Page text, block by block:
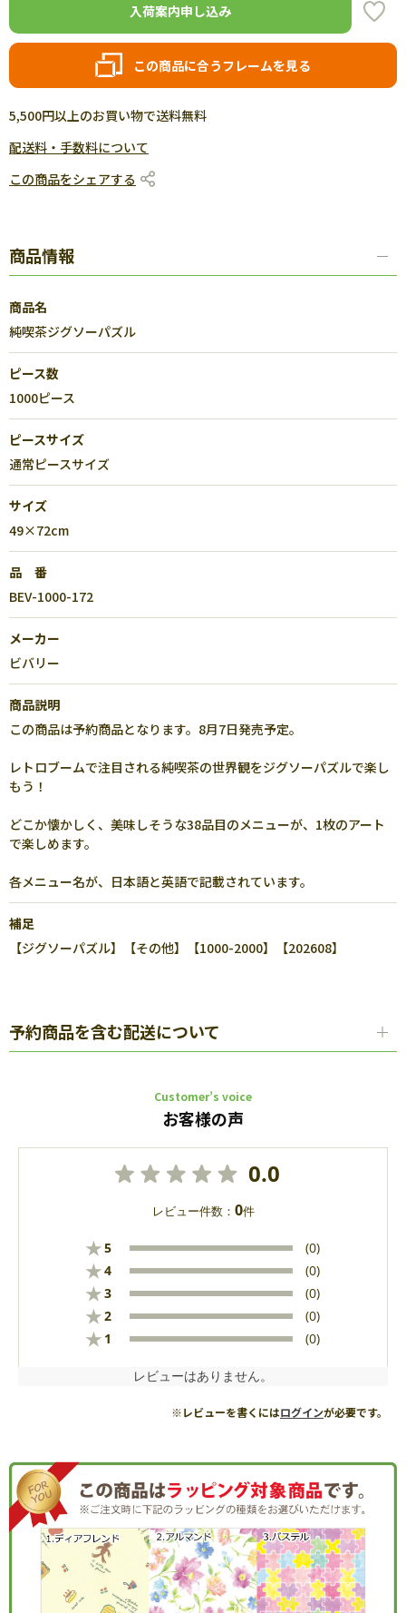
入荷案内申し込み
この商品に合うフレームを見る
5,500円以上のお買い物で送料無料
配送料・手数料について
この商品をシェアする
商品情報
商品名
純喫茶ジグソーパズル
ピース数
1000ピース
ピースサイズ
通常ピースサイズ
サイズ
49×72cm
品 番
BEV-1000-172
メーカー
ビバリー
商品説明
この商品は予約商品となります。8月7日発売予定。
レトロブームで注目される純喫茶の世界観をジグソーパズルで楽し
もう！
どこか懐かしく、美味しそうな38品目のメニューが、1枚のアート
で楽しめます。
各メニュー名が、日本語と英語で記載されています。
補足
【ジグソーパズル】【その他】【1000-2000】【202608】
予約商品を含む配送について
Customer’s voice
お客様の声
0.0
レビュー件数： 0件
★5 (0)
★4 (0)
★3 (0)
★2 (0)
★ 1 (0)
レビューはありません。
※レビューを書くにはログインが必要です。